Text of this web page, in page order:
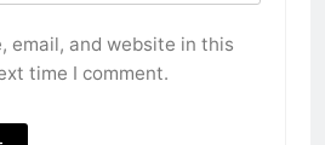
email, and website in this
time I comment.